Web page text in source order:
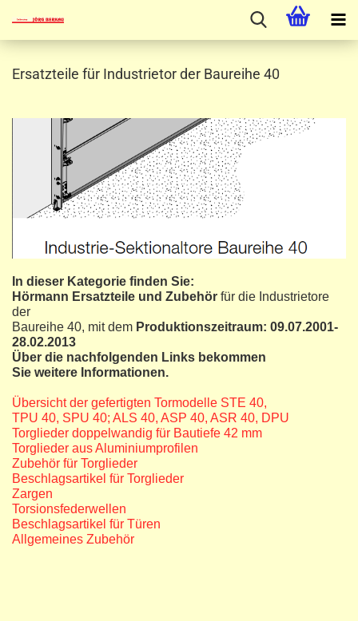
Ersatzteile für Industrietor der Baureihe 40
In dieser Kategorie finden Sie:
Hörmann Ersatzteile und Zubehör für die Industrietore
der
Baureihe 40, mit dem Produktionszeitraum: 09.07.2001-
28.02.2013
Über die nachfolgenden Links bekommen
Sie weitere Informationen.
Übersicht der gefertigten Tormodelle STE 40,
TPU 40, SPU 40; ALS 40, ASP 40, ASR 40, DPU
Torglieder doppelwandig für Bautiefe 42 mm
​Torglieder aus Aluminiumprofilen
Zubehör für Torglieder
Beschlagsartikel für Torglieder
Zargen
Torsionsfederwellen
Beschlagsartikel für Türen
Allgemeines Zubehör